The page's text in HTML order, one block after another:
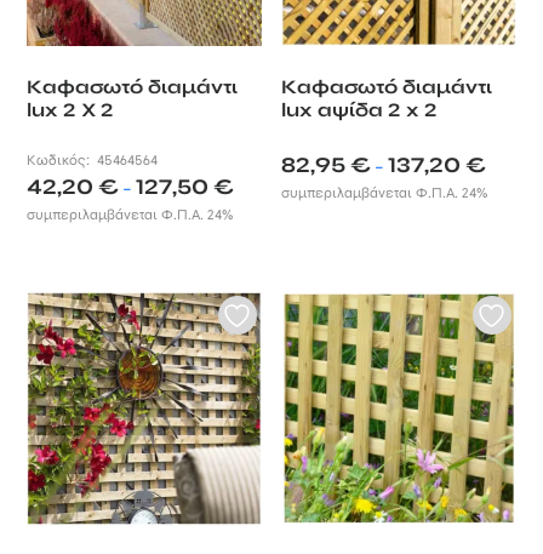
Καφασωτό διαμάντι
lux 2 X 2
Κωδικός:45464564
42,20€ – 127,50€
συμπεριλαμβάνεται Φ.Π.Α. 24%
Καφασωτό διαμάντι
lux αψίδα 2 x 2
82,95€ – 137,20€
συμπεριλαμβάνεται Φ.Π.Α. 24%